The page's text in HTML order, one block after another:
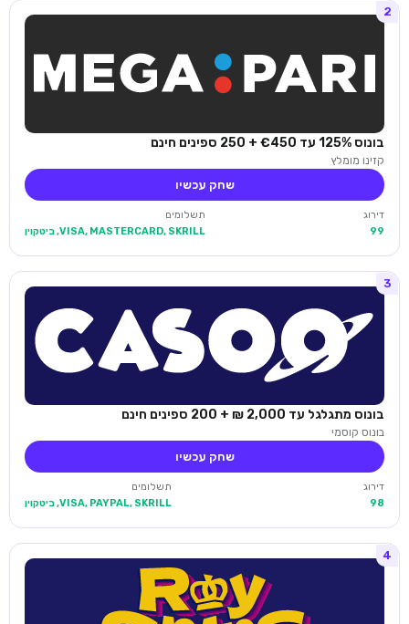
2
בונוס 125% עד €450 + 250 ספינים חינם
קזינו מומלץ
שחק עכשיו
דירוג
99
תשלומים
VISA, MASTERCARD, SKRILL, ביטקוין
3
בונוס מתגלגל עד 2,000 ₪ + 200 ספינים חינם
בונוס קוסמי
שחק עכשיו
דירוג
98
תשלומים
VISA, PAYPAL, SKRILL, ביטקוין
4